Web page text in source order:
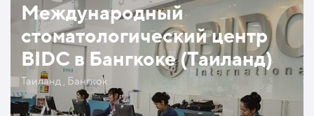
Международный
стоматологический центр
BIDC в Бангкоке (Таиланд)
Таиланд , Бангкок